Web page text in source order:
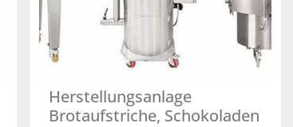
Herstellungsanlage
Brotaufstriche, Schokoladen